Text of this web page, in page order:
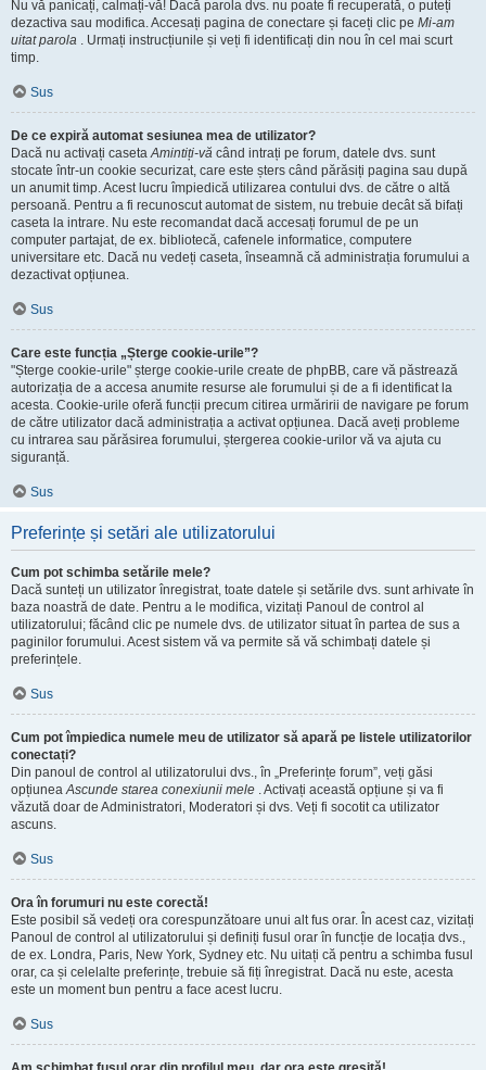
Nu vă panicați, calmați-vă! Dacă parola dvs. nu poate fi recuperată, o puteți
dezactiva sau modifica. Accesați pagina de conectare și faceți clic pe Mi-am
uitat parola . Urmați instrucțiunile și veți fi identificați din nou în cel mai scurt
timp.
Sus
De ce expiră automat sesiunea mea de utilizator?
Dacă nu activați casetaAmintiți-vă când intrați pe forum, datele dvs. sunt
stocate într-un cookie securizat, care este șters când părăsiți pagina sau după
un anumit timp. Acest lucru împiedică utilizarea contului dvs. de către o altă
persoană. Pentru a fi recunoscut automat de sistem, nu trebuie decât să bifați
caseta la intrare. Nu este recomandat dacă accesați forumul de pe un
computer partajat, de ex. bibliotecă, cafenele informatice, computere
universitare etc. Dacă nu vedeți caseta, înseamnă că administrația forumului a
dezactivat opțiunea.
Sus
Care este funcția „Șterge cookie-urile”?
"Șterge cookie-urile" șterge cookie-urile create de phpBB, care vă păstrează
autorizația de a accesa anumite resurse ale forumului și de a fi identificat la
acesta. Cookie-urile oferă funcții precum citirea urmăririi de navigare pe forum
de către utilizator dacă administrația a activat opțiunea. Dacă aveți probleme
cu intrarea sau părăsirea forumului, ștergerea cookie-urilor vă va ajuta cu
siguranță.
Sus
Preferințe și setări ale utilizatorului
Cum pot schimba setările mele?
Dacă sunteți un utilizator înregistrat, toate datele și setările dvs. sunt arhivate în
baza noastră de date. Pentru a le modifica, vizitați Panoul de control al
utilizatorului; făcând clic pe numele dvs. de utilizator situat în partea de sus a
paginilor forumului. Acest sistem vă va permite să vă schimbați datele și
preferințele.
Sus
Cum pot împiedica numele meu de utilizator să apară pe listele utilizatorilor
conectați?
Din panoul de control al utilizatorului dvs., în „Preferințe forum”, veți găsi
opțiuneaAscunde starea conexiunii mele . Activați această opțiune și va fi
văzută doar de Administratori, Moderatori și dvs. Veți fi socotit ca utilizator
ascuns.
Sus
Ora în forumuri nu este corectă!
Este posibil să vedeți ora corespunzătoare unui alt fus orar. În acest caz, vizitați
Panoul de control al utilizatorului și definiți fusul orar în funcție de locația dvs.,
de ex. Londra, Paris, New York, Sydney etc. Nu uitați că pentru a schimba fusul
orar, ca și celelalte preferințe, trebuie să fiți înregistrat. Dacă nu este, acesta
este un moment bun pentru a face acest lucru.
Sus